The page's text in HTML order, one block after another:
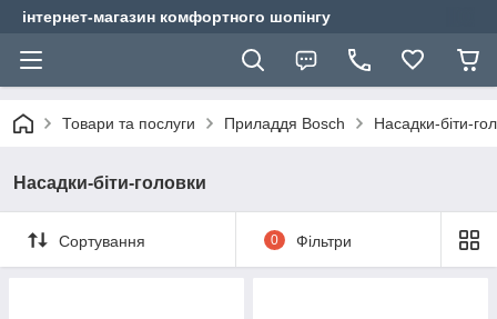
інтернет-магазин комфортного шопінгу
Товари та послуги Приладдя Bosch Насадки-біти-
Насадки-біти-головки
Сортування 0 Фільтри